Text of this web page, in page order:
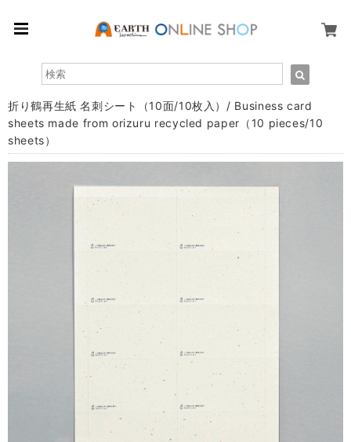
折り鶴再生紙 名刺シート（10面/10枚入）/ Business card
sheets made from orizuru recycled paper（10 pieces/10
sheets）